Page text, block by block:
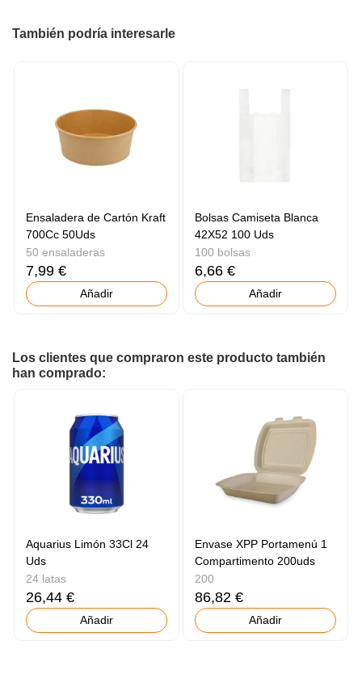
También podría interesarle
Ensaladera de Cartón Kraft
700Cc 50Uds
50 ensaladeras
7,99 €
Añadir
Bolsas Camiseta Blanca
42X52 100 Uds
100 bolsas
6,66 €
Añadir
Los clientes que compraron este producto también
han comprado:
Aquarius Limón 33Cl 24
Uds
24 latas
26,44 €
Añadir
Envase XPP Portamenú 1
Compartimento 200uds
200
86,82 €
Añadir